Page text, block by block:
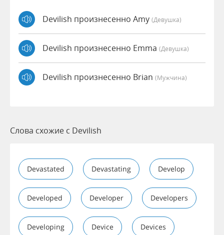
Devilish произнесенно Amy (девушка)
Devilish произнесенно Emma (девушка)
Devilish произнесенно Brian (мужчина)
Слова схожие с Devilish
Devastated Devastating Develop
Developed Developer Developers
Developing Device Devices